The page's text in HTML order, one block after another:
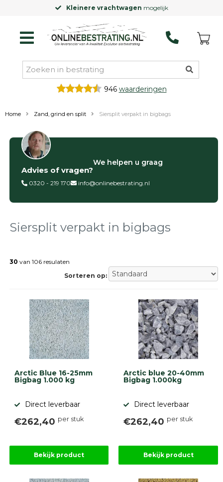
Kleinere vrachtwagen mogelijk
946 waarderingen
Home Zand, grind en split Siersplit verpakt in bigbags
Filter op
Categorieën
Betontegels
tegels
Natuursteen
Terrastegels
Balkontegels
Sierbestrating
Betonklinkers
Gebakken
bestrating
Sierbestrating
bestrating
bestrating
Muurelementen
Straatklinkers
Opsluitbanden
Betonbanden
Palissades
Advies of vragen?
We helpen u graag
0320 - 219 170 info@onlinebestrating.nl
Siersplit verpakt in bigbags
30 van 106 resulaten
Sorteren op:
Arctic Blue 16-25mm
Bigbag 1.000 kg
Direct leverbaar
€262,40 per stuk
Bekijk product
Arctic blue 20-40mm
Bigbag 1.000kg
Direct leverbaar
€262,40 per stuk
Bekijk product